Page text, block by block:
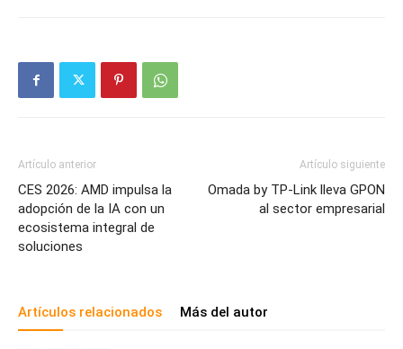
Artículo anterior
CES 2026: AMD impulsa la
adopción de la IA con un
ecosistema integral de
soluciones
Artículo siguiente
Omada by TP-Link lleva GPON
al sector empresarial
Artículos relacionados Más del autor